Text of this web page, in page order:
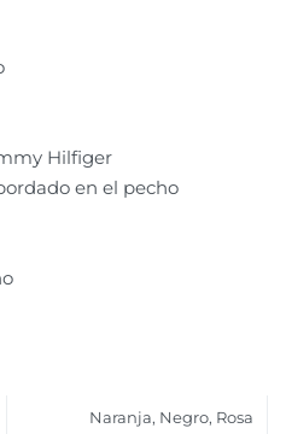
Hilfiger
en el pecho
Naranja, Negro, Rosa